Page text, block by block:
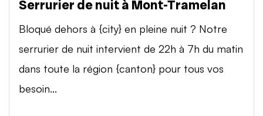
Serrurier de nuit à Mont-Tramelan
Bloqué dehors à {city} en pleine nuit ? Notre
serrurier de nuit intervient de 22h à 7h du matin
dans toute la région {canton} pour tous vos
besoin...